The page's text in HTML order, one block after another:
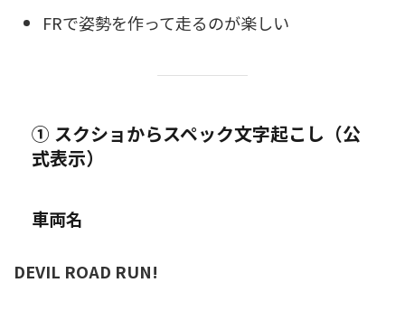
FRで姿勢を作って走るのが楽しい
① スクショからスペック文字起こし（公
式表示）
車両名
DEVIL ROAD RUN!